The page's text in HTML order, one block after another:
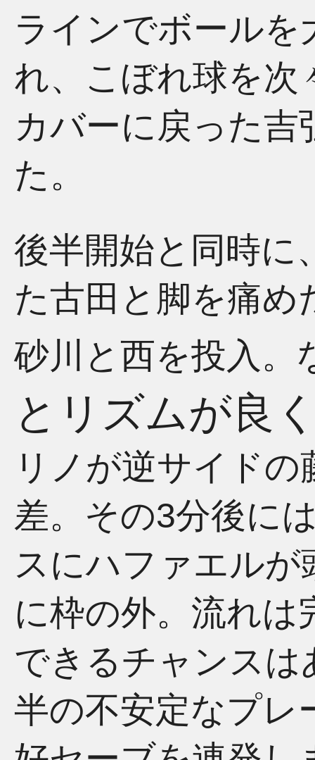
ラインでボール
れ、こぼれ球を次
カバーに戻った
た。
後半開始と同時に
た古田と脚を痛め
砂川と西を投入。
とリズムが良
リノが逆サイド
差。その3分後に
スにハファエル
に枠の外。流れは
できるチャンスは
半の不安定なプレ